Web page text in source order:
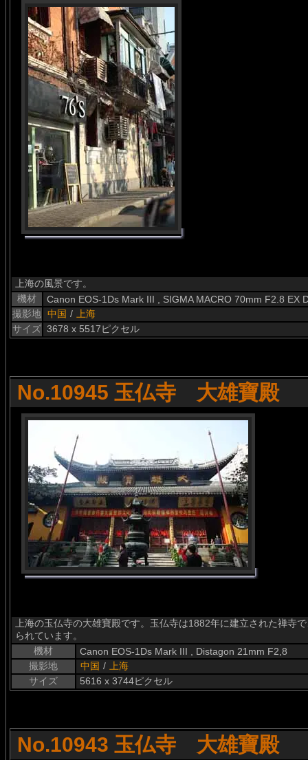
上海の風景です。
機材
Canon EOS-1Ds Mark III , SIGMA MACRO 70mm F2.8 EX
撮影地 中国 /
上海
サイズ 3678 x 5517ピクセル
No.10945 玉仏寺 大雄寶殿
上海の玉仏寺の大雄寶殿です。玉仏寺は1882年に建立された禅寺
られています。
機材
Canon EOS-1Ds Mark III , Distagon 21mm F2,8
撮影地
中国 /
上海
サイズ
5616 x 3744ピクセル
No.10943 玉仏寺 大雄寶殿